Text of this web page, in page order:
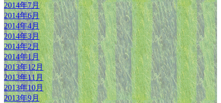
2014年7月
2014年6月
2014年4月
2014年3月
2014年2月
2014年1月
2013年12月
2013年11月
2013年10月
2013年9月